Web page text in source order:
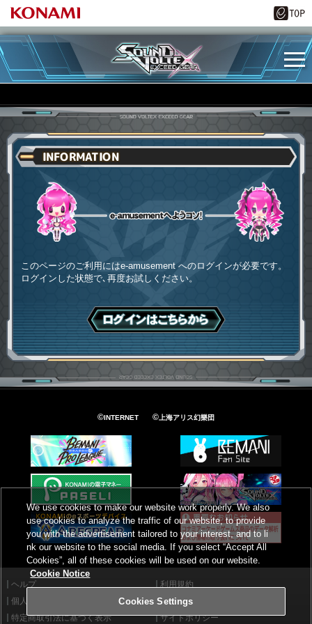
INFORMATION
このページのご利用にはe-amusement へのログインが必要です。
ログインした状態で､再度お試しください。
ログインはこちら
©INTERNET ©上海アリス幻樂団
ヘルプ
利用規約
個人情報等保護方針
外部送信について
特定商取引法に基づく表示
サイトポリシー
We use cookies to make our website work properly. We also
use cookies to analyze the traffic of our website, to provide
you with the advertisement tailored to your interest, and to li
nk our website to the social media. If you select “Accept All
Cookies”, all of these cookies will be used on our website.
Cookie Notice
Cookies Settings